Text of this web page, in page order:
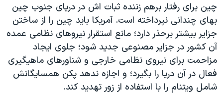
دادگاه حمید نوری
چهل سال گروگان‌گیری
قانون شفافیت دارائی کادر رهبری ایران
اعتراضات مردمی آبان ۹۸
اسرائیل در جنگ
چین برای رفتار برهم زننده ثبات اش در دریای جنوب چین
بهای چندانی نپرداخته است. آمریکا باید چین را از ساختن
جزایر بیشتر برحذر دارد؛ مانع استقرار نیروهای نظامی عمده
آن کشور در جزایر مصنوعی جدید شود؛ جلوی ایجاد
مزاحمت برای نیروی نظامی خارجی و شناورهای ماهیگیری
فعال در آن دریا را بگیرد؛ و اجازه ندهد پکن همسایگانش
شامل ویتنام را با استفاده از زور تهدید کند.